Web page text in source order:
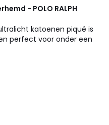
- POLO RALPH
katoenen piqué is
perfect voor onder een